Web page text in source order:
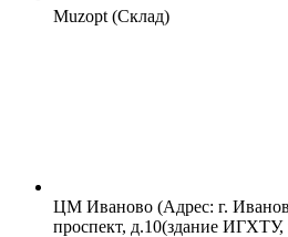
Muzopt (Склад)
ЦМ Иваново (Адрес: г.
проспект, д.10(здание ИГХТУ,